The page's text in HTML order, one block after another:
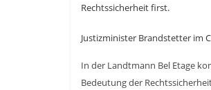
Rechtssicherheit first.
Justizminister Brandstetter im
In der Landtmann Bel Etage
Bedeutung der